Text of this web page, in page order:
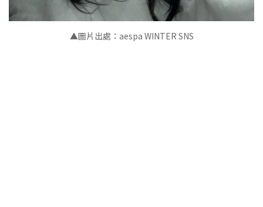
▲圖片出處：aespa WINTER SNS